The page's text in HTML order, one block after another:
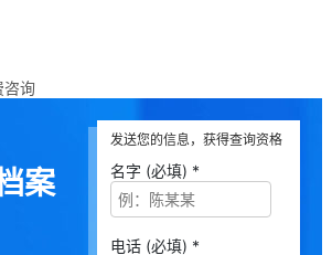
案
发送您的信息，获得查询资格
名字 (必填) *
电话 (必填) *